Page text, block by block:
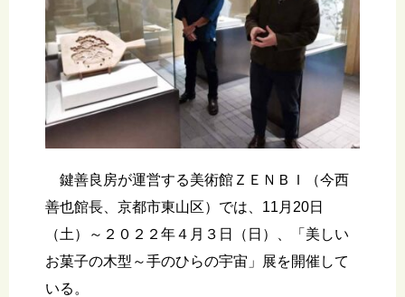
鍵善良房が運営する美術館ＺＥＮＢＩ（今西
善也館長、京都市東山区）では、11月20日
（土）～２０２２年４月３日（日）、「美しい
お菓子の木型～手のひらの宇宙」展を開催して
いる。